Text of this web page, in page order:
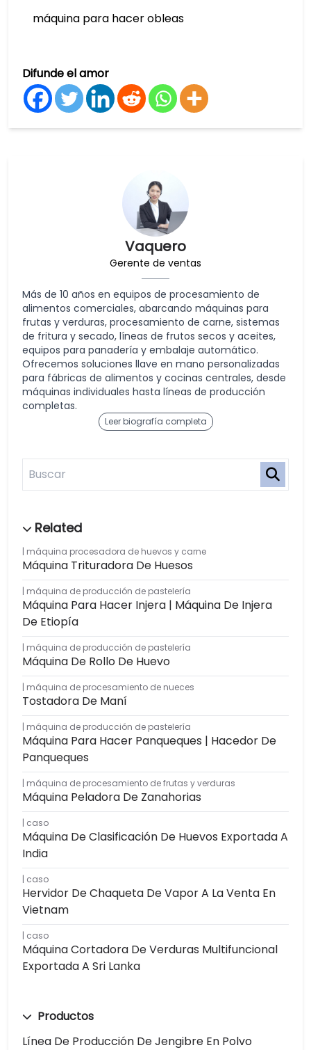
máquina para hacer obleas
Difunde el amor
Vaquero
Gerente de ventas
Más de 10 años en equipos de procesamiento de
alimentos comerciales, abarcando máquinas para
frutas y verduras, procesamiento de carne, sistemas
de fritura y secado, líneas de frutos secos y aceites,
equipos para panadería y embalaje automático.
Ofrecemos soluciones llave en mano personalizadas
para fábricas de alimentos y cocinas centrales, desde
máquinas individuales hasta líneas de producción
completas.
Leer biografía completa
máquina procesadora de huevos y carne
Máquina Trituradora De Huesos
máquina de producción de pastelería
Máquina Para Hacer Injera | Máquina De Injera
De Etiopía
máquina de producción de pastelería
Máquina De Rollo De Huevo
máquina de procesamiento de nueces
Tostadora De Maní
máquina de producción de pastelería
Máquina Para Hacer Panqueques | Hacedor De
Panqueques
máquina de procesamiento de frutas y verduras
Máquina Peladora De Zanahorias
caso
Máquina De Clasificación De Huevos Exportada A
India
caso
Hervidor De Chaqueta De Vapor A La Venta En
Vietnam
caso
Máquina Cortadora De Verduras Multifuncional
Exportada A Sri Lanka
Productos
Línea De Producción De Jengibre En Polvo